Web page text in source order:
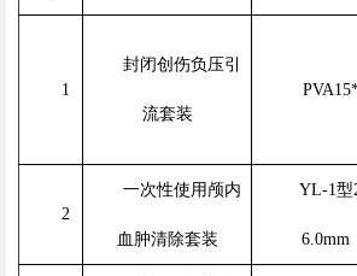
1
封闭创伤负压引
流套装
2
一次性使用颅内
血肿清除套装
YL-1型
6.0mm